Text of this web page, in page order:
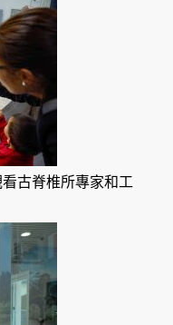
古脊椎所專家和工